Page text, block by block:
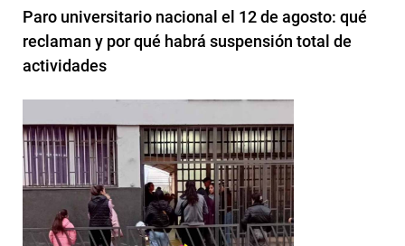
Paro universitario nacional el 12 de agosto: qué
reclaman y por qué habrá suspensión total de
actividades